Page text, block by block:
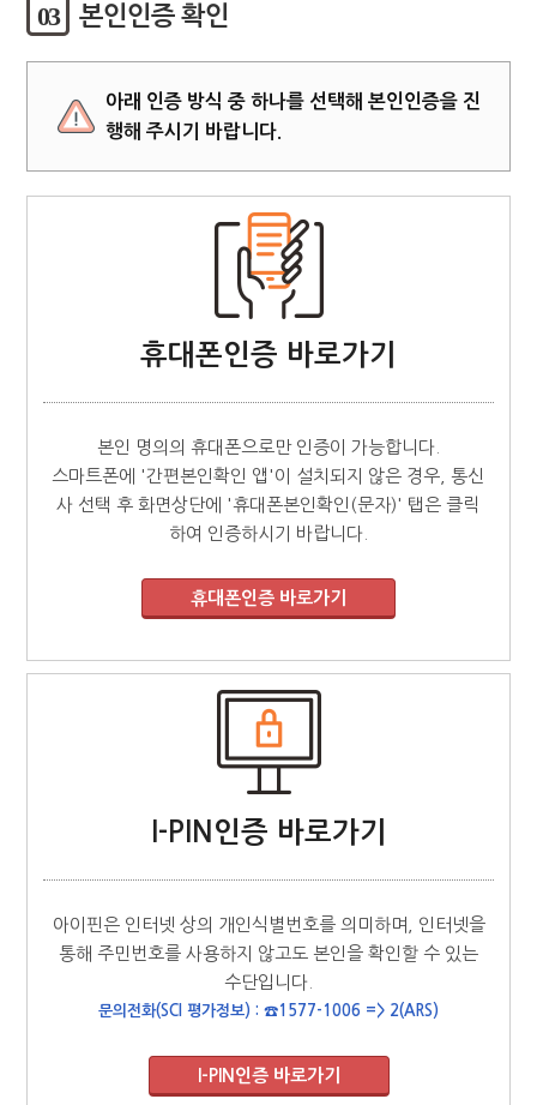
03 본인인증 확인
아래 인증 방식 중 하나를 선택해 본인인증을 진
행해 주시기 바랍니다.
휴대폰인증 바로가기
본인 명의의 휴대폰으로만 인증이 가능합니다.
스마트폰에 '간편본인확인 앱'이 설치되지 않은 경우, 통신
사 선택 후 화면상단에 '휴대폰본인확인(문자)' 탭은 클릭
하여 인증하시기 바랍니다.
I-PIN인증 바로가기
아이핀은 인터넷 상의 개인식별번호를 의미하며, 인터넷을
통해 주민번호를 사용하지 않고도 본인을 확인할 수 있는
수단입니다.
문의전화(SCI 평가정보) : ☎1577-1006 => 2(ARS)